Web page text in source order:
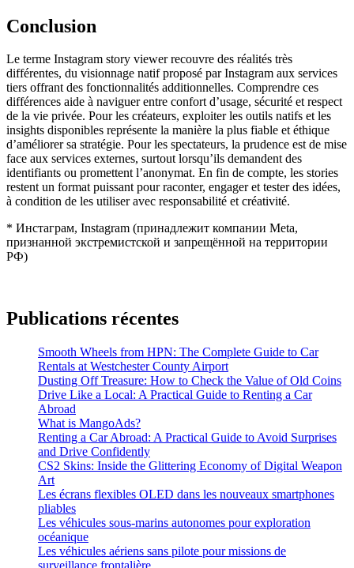
Conclusion
Le terme Instagram story viewer recouvre des réalités très
différentes, du visionnage natif proposé par Instagram aux services
tiers offrant des fonctionnalités additionnelles. Comprendre ces
différences aide à naviguer entre confort d’usage, sécurité et respect
de la vie privée. Pour les créateurs, exploiter les outils natifs et les
insights disponibles représente la manière la plus fiable et éthique
d’améliorer sa stratégie. Pour les spectateurs, la prudence est de mise
face aux services externes, surtout lorsqu’ils demandent des
identifiants ou promettent l’anonymat. En fin de compte, les stories
restent un format puissant pour raconter, engager et tester des idées,
à condition de les utiliser avec responsabilité et créativité.
* Инстаграм, Instagram (принадлежит компании Meta,
признанной экстремистской и запрещённой на территории
РФ)
Publications récentes
Smooth Wheels from HPN: The Complete Guide to Car
Rentals at Westchester County Airport
Dusting Off Treasure: How to Check the Value of Old Coins
Drive Like a Local: A Practical Guide to Renting a Car
Abroad
What is MangoAds?
Renting a Car Abroad: A Practical Guide to Avoid Surprises
and Drive Confidently
CS2 Skins: Inside the Glittering Economy of Digital Weapon
Art
Les écrans flexibles OLED dans les nouveaux smartphones
pliables
Les véhicules sous-marins autonomes pour exploration
océanique
Les véhicules aériens sans pilote pour missions de